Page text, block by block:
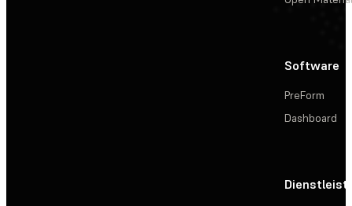
Software
PreForm
Dashboard